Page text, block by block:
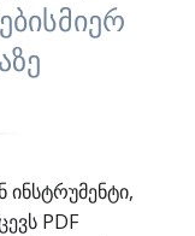
PDF